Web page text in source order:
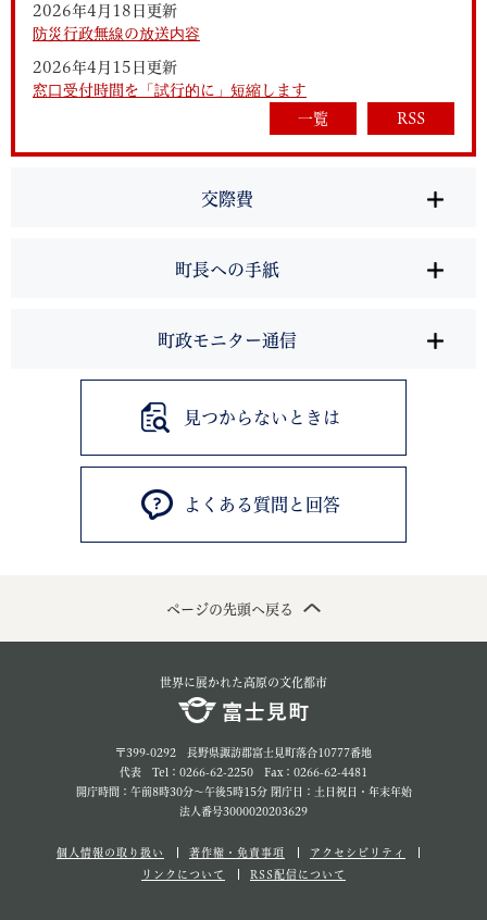
2026年4月18日更新
防災行政無線の放送内容
2026年4月15日更新
窓口受付時間を「試行的に」短縮します
一覧
RSS
交際費
町長への手紙
町政モニター通信
見つからないときは
よくある質問と回答
ページの先頭へ戻る
世界に展かれた高原の文化都市
〒399-0292 長野県諏訪郡富士見町落合10777番地
代表 Tel：0266-62-2250 Fax：0266-62-4481
開庁時間：午前8時30分～午後5時15分 閉庁日：土日祝日・年末年始
法人番号3000020203629
個人情報の取り扱い 著作権・免責事項
アクセシビリティ
リンクについて
RSS配信について